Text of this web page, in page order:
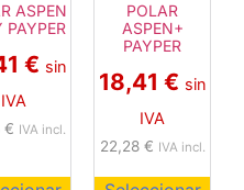
ASPEN
PAYPER
€ sin
IVA
€ IVA incl.
POLAR
ASPEN+
PAYPER
18,41 € sin
IVA
22,28 € IVA incl.